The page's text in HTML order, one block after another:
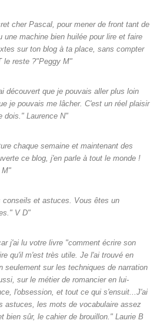
cher Pascal, pour mener de front tant de
machine bien huilée pour lire et faire
sur ton blog à ta place, sans compter
le reste ?"Peggy M"
découvert que je pouvais aller plus loin
je pouvais me lâcher. C'est un réel plaisir
dois." Laurence N"
chaque semaine et maintenant des
ce blog, j'en parle à tout le monde !
M"
et astuces. Vous êtes un
V D"
j'ai lu votre livre "comment écrire son
qu'il m'est très utile. Je l'ai trouvé en
seulement sur les techniques de narration
sur le métier de romancier en lui-
l'obsession, et tout ce qui s'ensuit...J'ai
astuces, les mots de vocabulaire assez
bien sûr, le cahier de brouillon." Laurie B